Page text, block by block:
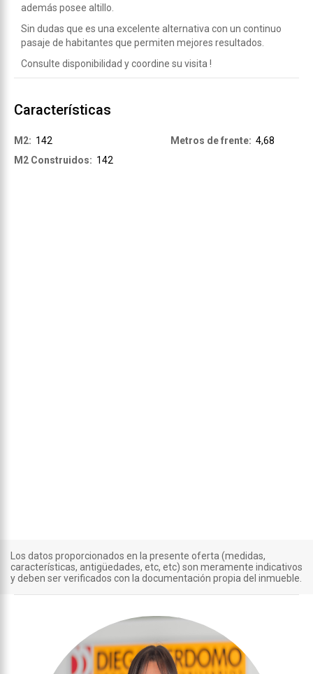
además posee altillo.
Sin dudas que es una excelente alternativa con un continuo
pasaje de habitantes que permiten mejores resultados.
Consulte disponibilidad y coordine su visita !
Características
M2: 142
M2 Construidos: 142
Metros de frente: 4,68
Los datos proporcionados en la presente oferta (medidas,
características, antigüedades, etc, etc) son meramente indicativos
y deben ser verificados con la documentación propia del inmueble.